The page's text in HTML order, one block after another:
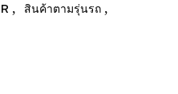
, สินค้าตามรุ่นรถ ,